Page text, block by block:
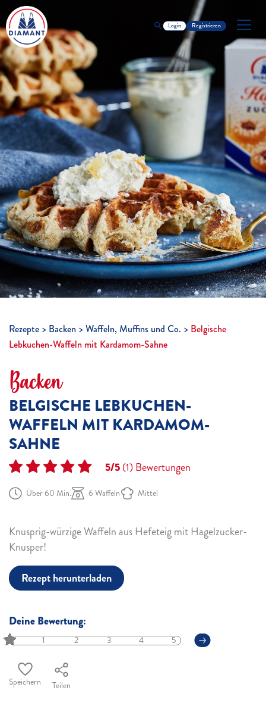
Login Registrieren
Rezepte Backen Waffeln, Muffins und Co.
Belgische
Lebkuchen-Waffeln mit Kardamom-Sahne
Backen
BELGISCHE LEBKUCHEN-
WAFFELN MIT KARDAMOM-
SAHNE
5/5(1)Bewertungen
Über 60 Min. 6 Waffeln Mittel
Knusprig-würzige Waffeln aus Hefeteig mit Hagelzucker-
Knusper!
Rezept herunterladen
Deine Bewertung:
1 2 3 4 5
Speichern Teilen